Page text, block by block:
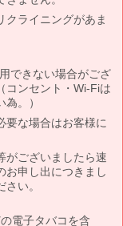
クライニングがあま
できない場合がござ
コンセント・Wi-Fiは
。）
要な場合はお客様に
がございましたら速
お申し出につきまし
い。
電子タバコを含